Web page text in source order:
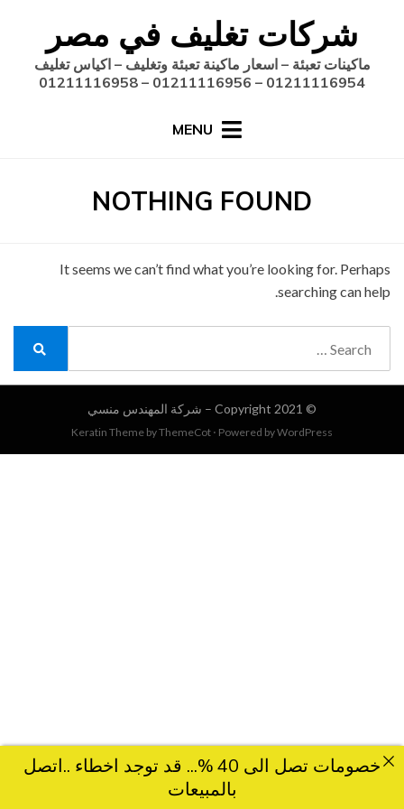
content
شركات تغليف في مصر
ماكينات تعبئة – اسعار ماكينة تعبئة وتغليف – اكياس تغليف
01211116954 – 01211116956 – 01211116958
MENU
NOTHING FOUND
It seems we can’t find what you’re looking for. Perhaps
searching can help.
© Copyright 2021 – شركة المهندس منسي
Keratin Theme byThemeCot ⋅ Powered byWordPress
خصومات تصل الى 40 %... قد توجد اخطاء ..اتصل
بالمبيعات